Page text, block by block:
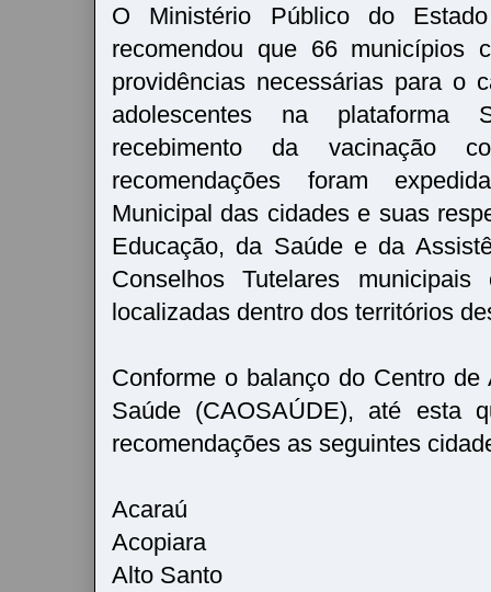
O Ministério Público do
recomendou que 66 municípios
providências necessárias para o
adolescentes na plataforma
recebimento da vacinação
recomendações foram
Municipal das cidades e suas
Educação, da Saúde e da
Conselhos Tutelares
localizadas dentro dos territórios
Conforme o balanço do Centro de
Saúde (CAOSAÚDE), até esta
recomendações as seguintes
Acaraú
Acopiara
Alto Santo